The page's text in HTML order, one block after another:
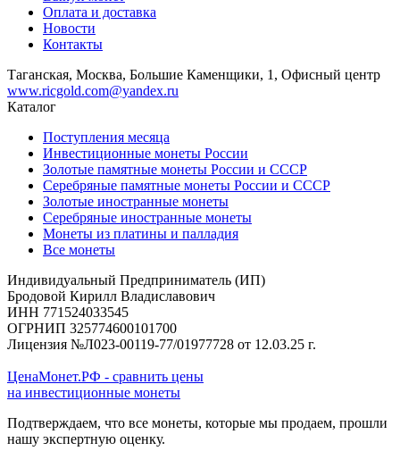
Оплата и доставка
Новости
Контакты
Таганская, Москва, Большие Каменщики, 1, Офисный центр
www.ricgold.com@yandex.ru
Каталог
Поступления месяца
Инвестиционные монеты России
Золотые памятные монеты России и СССР
Серебряные памятные монеты России и СССР
Золотые иностранные монеты
Серебряные иностранные монеты
Монеты из платины и палладия
Все монеты
Индивидуальный Предприниматель (ИП)
Бродовой Кирилл Владиславович
ИНН 771524033545
ОГРНИП 325774600101700
Лицензия №Л023-00119-77/01977728 от 12.03.25 г.
ЦенаМонет.РФ - сравнить цены
на инвестиционные монеты
Подтверждаем, что все монеты, которые мы продаем, прошли
нашу экспертную оценку.